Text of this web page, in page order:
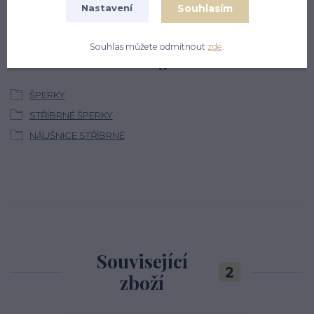
ŠPERKY
STŘÍBRNÉ ŠPERKY
NÁUŠNICE STŘÍBRNÉ
Související
zboží
2
Nastavení Souhlasím
Souhlas můžete odmítnout zde.